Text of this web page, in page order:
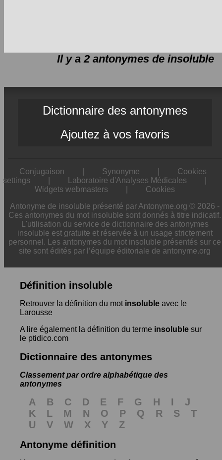
Il y a 2 antonymes de insoluble
Dictionnaire des antonymes
Ajoutez à vos favoris
Conjugaison Synonyme
Cookies
settings
Laboratoire d'Analyses Médicales
Widgets webmasters
Cookies
Antonyme de insoluble présenté par Antonyme.org © 2026 -
Ces antonymes du mot insoluble sont donnés à titre indicatif.
L'utilisation du service de dictionnaire des antonymes
insoluble est gratuite et réservée à un usage strictement
personnel. Les antonymes du mot insoluble présentés sur ce
site sont édités par l’équipe éditoriale de antonyme.org
Définition insoluble
Retrouver la définition du mot insoluble avec le
Larousse
A lire également la définition du terme insoluble sur
le ptidico.com
Dictionnaire des antonymes
Classement par ordre alphabétique des
antonymes
A B C D E F G H I
J
K
L M N O P Q R S
T
U
V W X Y
Z
Antonyme définition